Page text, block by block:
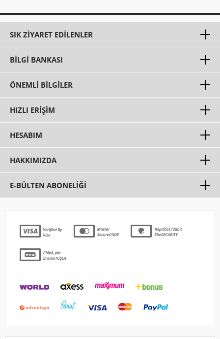
SIK ZIYARET EDILENLER
BILGI BANKASI
ÖNEMLI BILGILER
HIZLI ERIŞIM
HESABIM
HAKKIMIZDA
E-BÜLTEN ABONELİĞİ